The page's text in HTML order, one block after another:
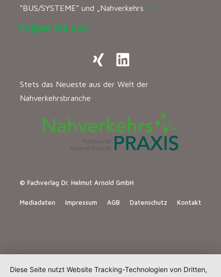
“BUS/SYSTEME” und „Nahverkehrs […]
Folgen Sie uns:
Stets das Neueste aus der Welt der
Nahverkehrsbranche
© Fachverlag Dr. Helmut Arnold GmbH
Mediadaten Impressum AGB Datenschutz Kontakt
Diese Seite nutzt Website Tracking-Technologien von Dritten,